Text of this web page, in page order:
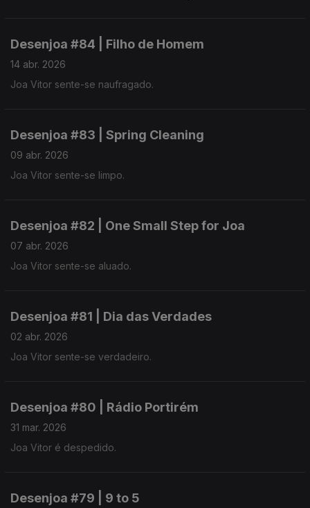
Desenjoa #84 | Filho de Homem
14 abr. 2026
Joa Vitor sente-se naufragado.
Desenjoa #83 | Spring Cleaning
09 abr. 2026
Joa Vitor sente-se limpo.
Desenjoa #82 | One Small Step for Joa
07 abr. 2026
Joa Vitor sente-se aluado.
Desenjoa #81 | Dia das Verdades
02 abr. 2026
Joa Vitor sente-se verdadeiro.
Desenjoa #80 | Rádio Portirém
31 mar. 2026
Joa Vitor é despedido.
Desenjoa #79 | 9 to 5